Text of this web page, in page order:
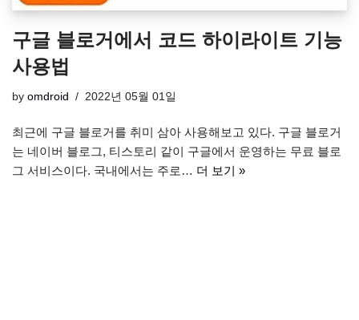
구글 블로거에서 코드 하이라이트 기능
사용법
by omdroid 2022년 05월 01일
최근에 구글 블로거를 취미 삼아 사용해보고 있다. 구글 블로거
는 네이버 블로그, 티스토리 같이 구글에서 운영하는 무료 블로
그 서비스이다. 국내에서는 주로… 더 보기 »